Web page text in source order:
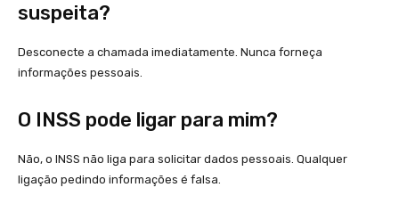
suspeita?
Desconecte a chamada imediatamente. Nunca forneça
informações pessoais.
O INSS pode ligar para mim?
Não, o INSS não liga para solicitar dados pessoais. Qualquer
ligação pedindo informações é falsa.